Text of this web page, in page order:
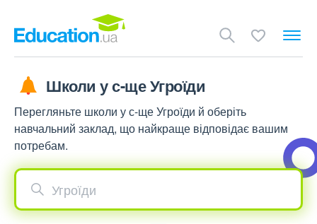
Школи у с-ще Угроїди
Перегляньте школи у с-ще Угроїди й оберіть
навчальний заклад, що найкраще відповідає вашим
потребам.
Угроїди